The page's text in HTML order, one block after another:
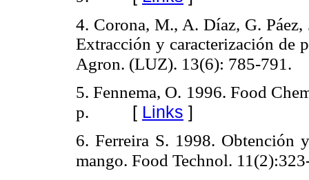
4. Corona, M., A. Díaz, G.
Extracción y caracterización de
Agron. (LUZ). 13(6): 785-791.
5. Fennema, O. 1996. Food
p. [ Links ]
6. Ferreira S. 1998. Obtención
mango. Food Technol.